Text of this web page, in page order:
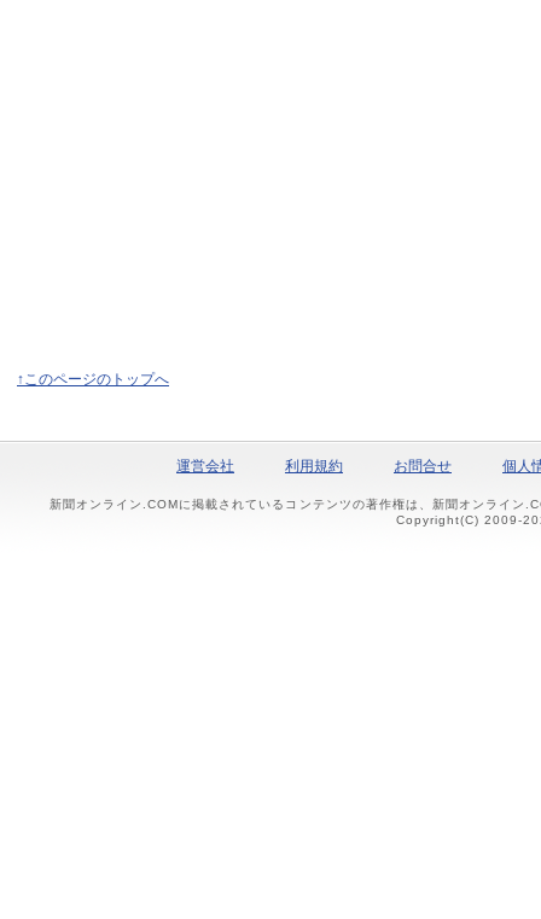
↑このページのトップへ
運営会社 利用規約 お問合せ 個人
新聞オンライン.COMに掲載されているコンテンツの著作権は、新聞オンライン
Copyright(C) 2009-